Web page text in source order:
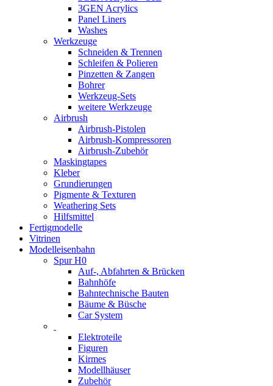
3GEN Acrylics
Panel Liners
Washes
Werkzeuge
Schneiden & Trennen
Schleifen & Polieren
Pinzetten & Zangen
Bohrer
Werkzeug-Sets
weitere Werkzeuge
Airbrush
Airbrush-Pistolen
Airbrush-Kompressoren
Airbrush-Zubehör
Maskingtapes
Kleber
Grundierungen
Pigmente & Texturen
Weathering Sets
Hilfsmittel
Fertigmodelle
Vitrinen
Modelleisenbahn
Spur H0
Auf-, Abfahrten & Brücken
Bahnhöfe
Bahntechnische Bauten
Bäume & Büsche
Car System
Elektroteile
Figuren
Kirmes
Modellhäuser
Zubehör